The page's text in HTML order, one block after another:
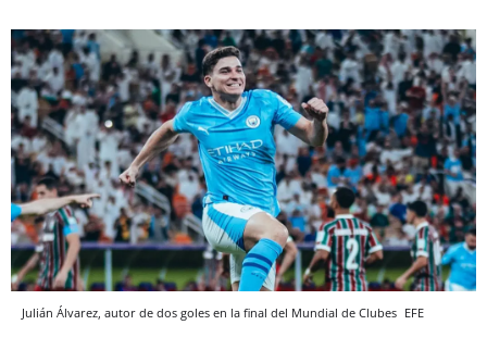
Julián Álvarez, autor de dos goles en la final del Mundial de Clubes EFE